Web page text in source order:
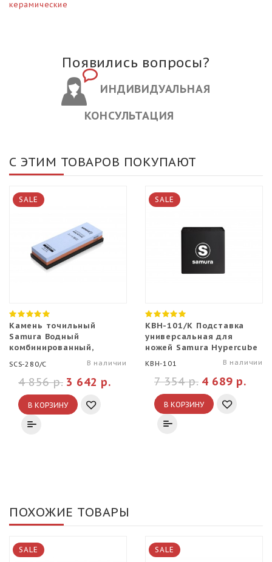
керамические
Появились вопросы?
ИНДИВИДУАЛЬНАЯ
КОНСУЛЬТАЦИЯ
С ЭТИМ ТОВАРОВ ПОКУПАЮТ
SALE
Камень точильный
Samura Водный
комбинированный,
SCS-280/C В наличии
3 642 р.
4 856 р.
В КОРЗИНУ
SALE
KBH-101/K Подставка
универсальная для
ножей Samura Hypercube
KBH-101 В наличии
4 689 р.
7 354 р.
В КОРЗИНУ
ПОХОЖИЕ ТОВАРЫ
SALE SALE